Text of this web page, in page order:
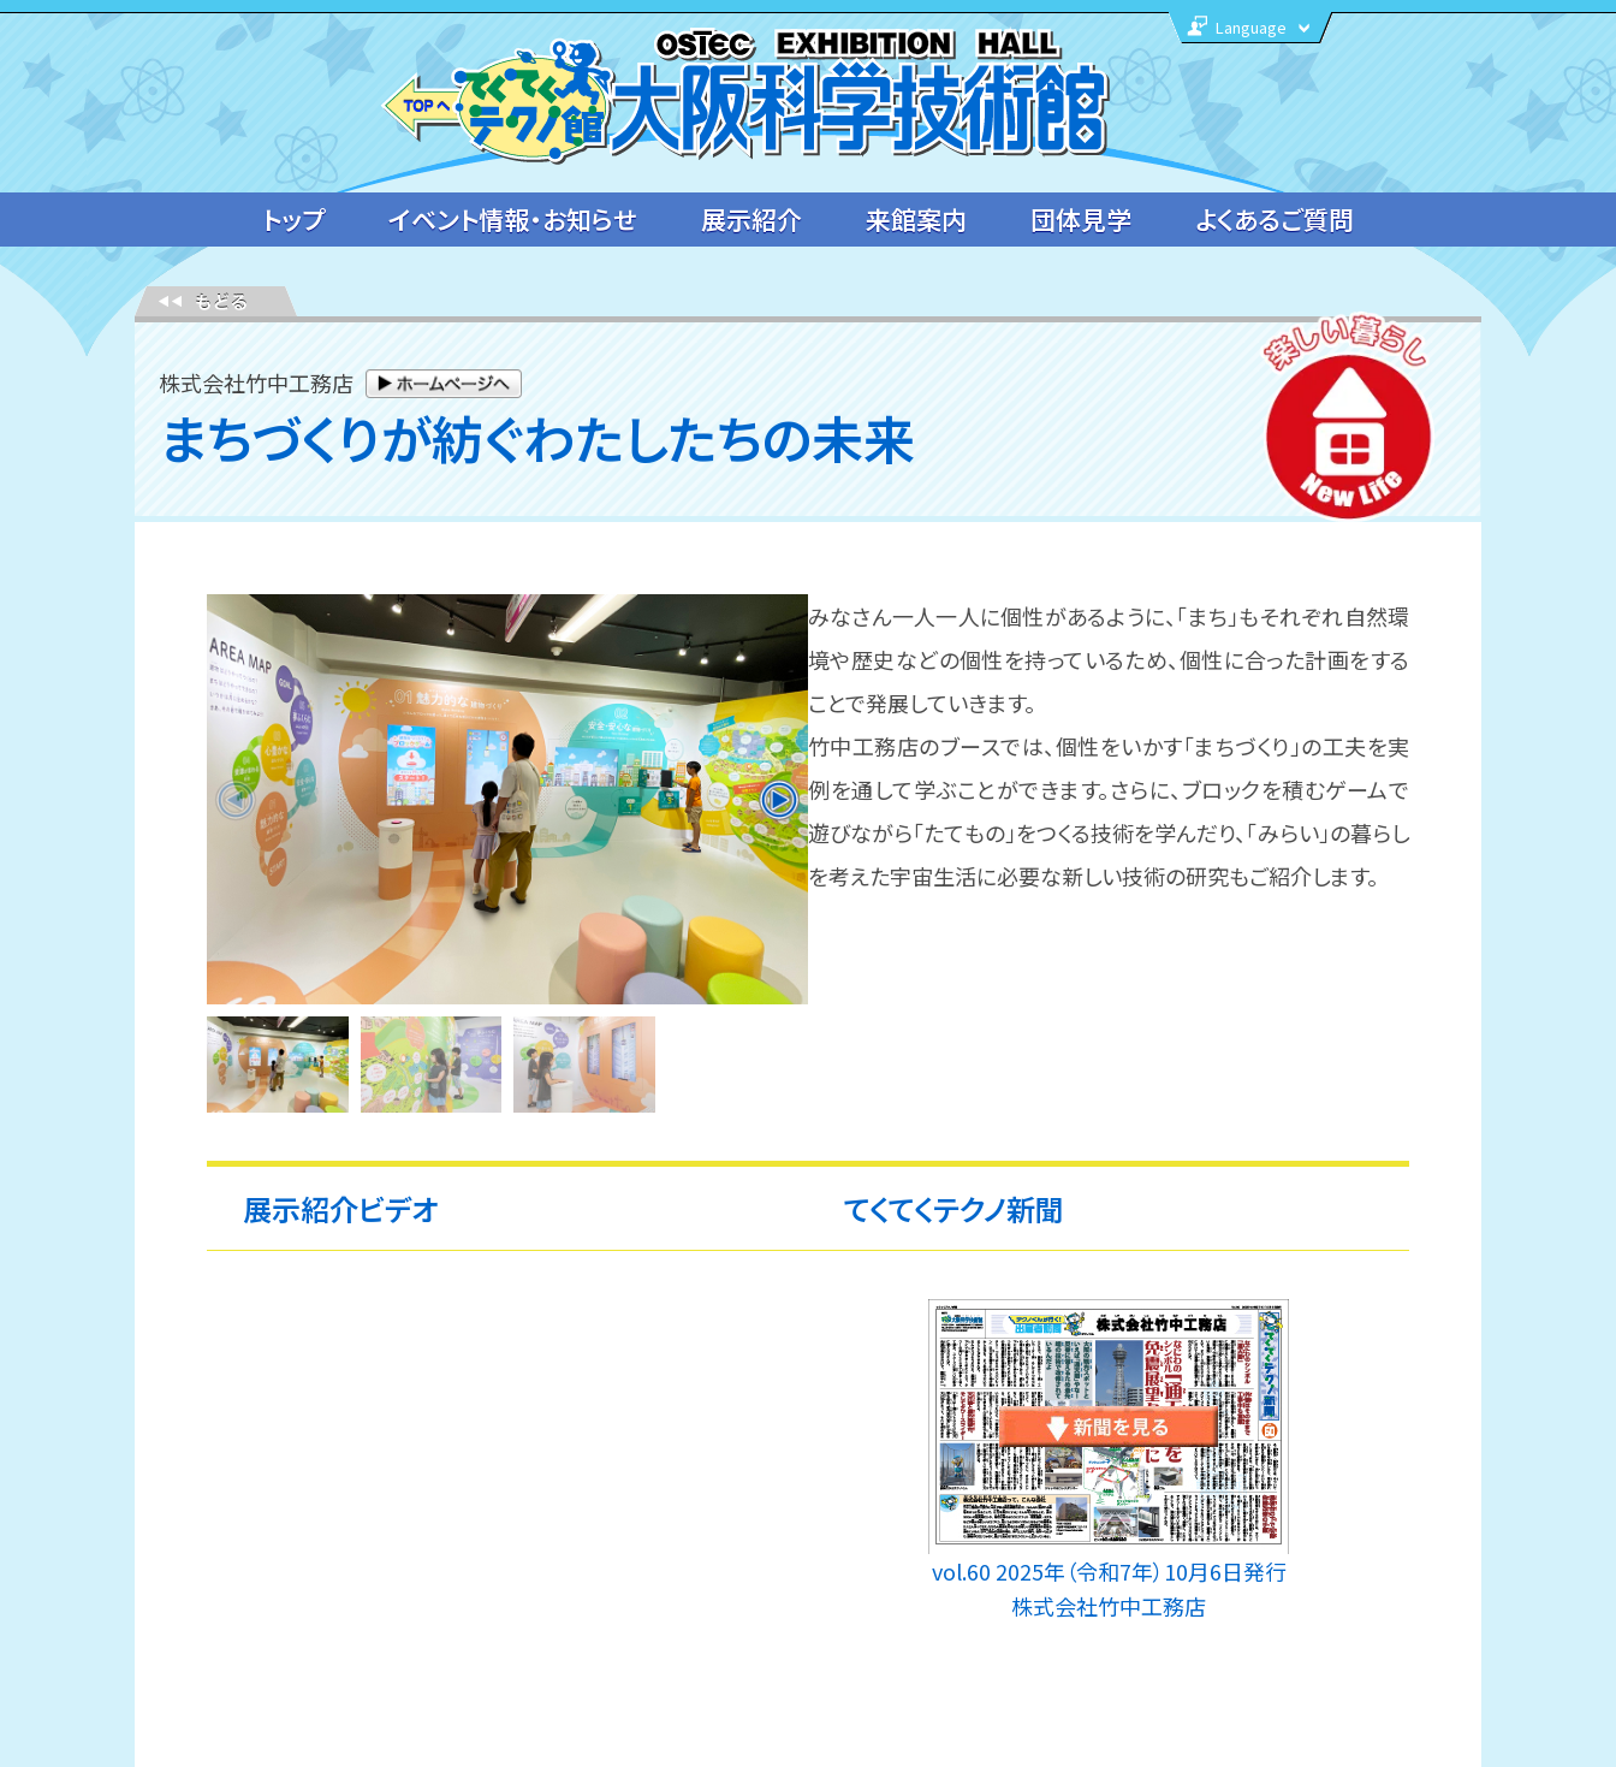
Language
トップ イベント情報・お知らせ 展示紹介 来館案内 団体見学 よくあるご質問
株式会社竹中工務店
まちづくりが紡ぐわたしたちの未来
みなさん一人一人に個性があるように、「まち」もそれぞれ自然環
境や歴史などの個性を持っているため、個性に合った計画をする
ことで発展していきます。
竹中工務店のブースでは、個性をいかす「まちづくり」の工夫を実
例を通して学ぶことができます。さらに、ブロックを積むゲームで
遊びながら「たてもの」をつくる技術を学んだり、「みらい」の暮らし
を考えた宇宙生活に必要な新しい技術の研究もご紹介します。
展示紹介ビデオ てくてくテクノ新聞
vol.60 2025年（令和7年）10月6日発行
株式会社竹中工務店